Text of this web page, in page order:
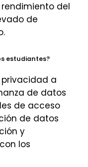
del
de
estudiantes?
a
de datos
de acceso
de datos
y
los